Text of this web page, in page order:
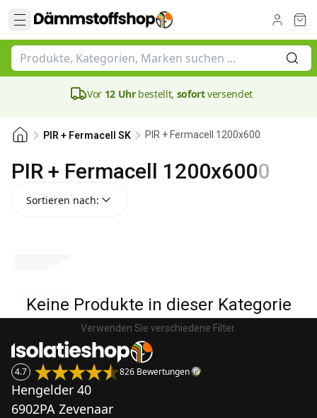
Vor 12 Uhrbestellt, sofortversendet
PIR + Fermacell SK PIR + Fermacell 1200x600
PIR + Fermacell 1200x6000
Sortieren nach:
Keine Produkte in dieser Kategorie
Verwenden Sie verschiedene Filter.
4.7 826 Bewertungen
Hengelder 40
6902PA Zevenaar